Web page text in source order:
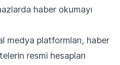
haber okumayı
medya platformları, haber
resmi hesapları